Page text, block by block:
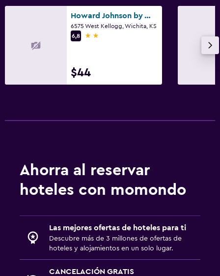
Howard Johnson by Wyndham Wichita Airport
6575 West Kellogg, Wichita, KS
6,8
2 estrellas
$44
Ahorra al reservar
hoteles con momondo
Las mejores ofertas de hoteles para ti
Descubre más de 3 millones de ofertas de
hoteles y alojamientos en un solo lugar.
CANCELACIÓN GRATIS